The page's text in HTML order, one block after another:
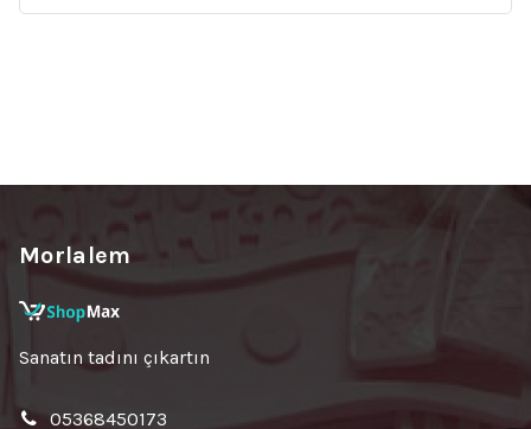
Morlalem
Sanatın tadını çıkartın
05368450173